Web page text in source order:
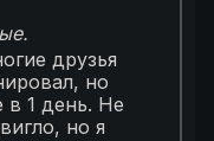
друзья
но
в 1 день. Не
но я